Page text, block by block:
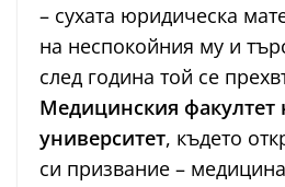
– сухата юридическа
на неспокойния му и
след година той се
Медицинския факултет
университет, където
си призвание –